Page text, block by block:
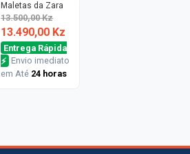
Maletas da Zara
13.500,00 Kz
13.490,00 Kz
Entrega Rápida
⚡ Envio imediato
em Até 24 horas